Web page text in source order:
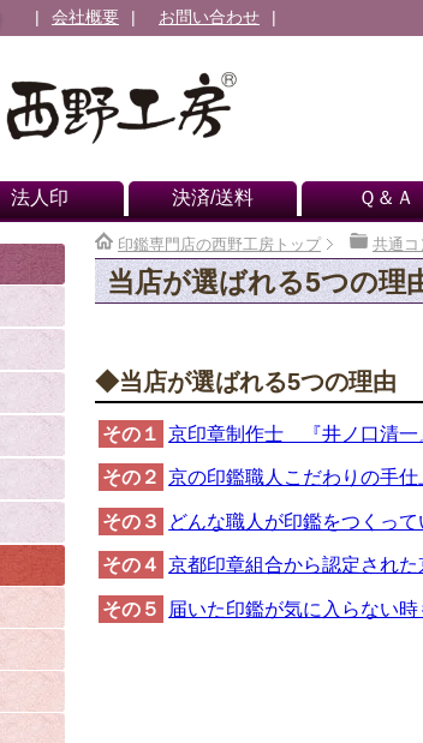
会社概要 お問い合わせ
法人印 決済/送料 Ｑ＆Ａ
印鑑専門店の西野工房トップ 共通コ
当店が選ばれる5つの理
◆当店が選ばれる5つの理由
その１ 京印章制作士 『井ノ口清
その２ 京の印鑑職人こだわりの手
その３ どんな職人が印鑑をつくっ
その４ 京都印章組合から認定され
その５ 届いた印鑑が気に入らない